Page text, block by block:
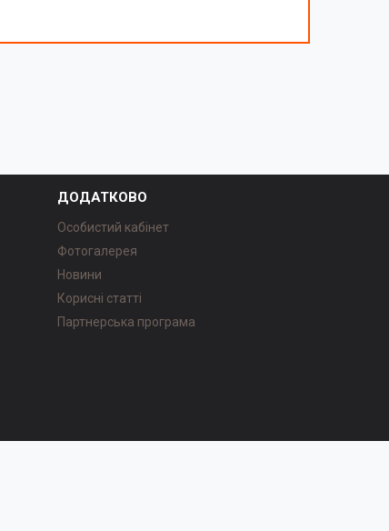
ДОДАТКОВО
Особистий кабінет
Фотогалерея
Новини
Корисні статті
Партнерська програма